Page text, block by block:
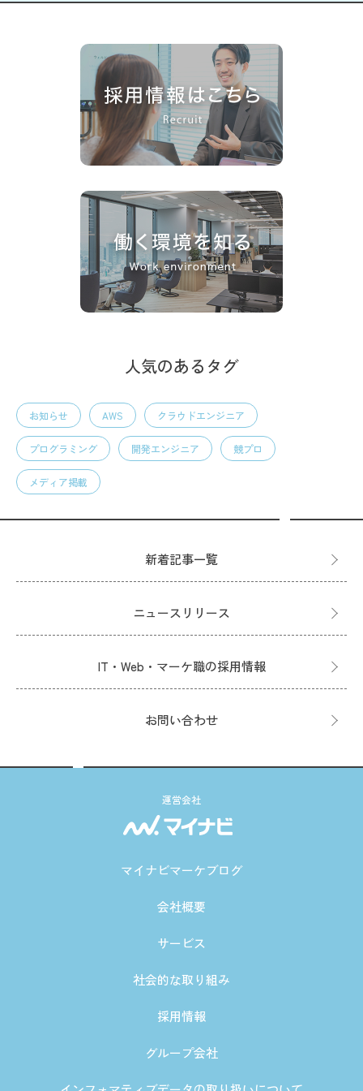
人気のあるタグ
お知らせ AWS クラウドエンジニア
プログラミング 開発エンジニア 競プロ
メディア掲載
新着記事一覧
ニュースリリース
IT・Web・マーケ職の採用情報
お問い合わせ
運営会社
マイナビマーケブログ
会社概要
サービス
社会的な取り組み
採用情報
グループ会社